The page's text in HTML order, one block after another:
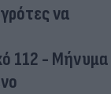
να
112 - Μήνυμα